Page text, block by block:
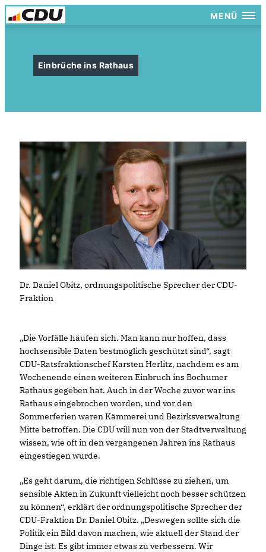
MENÜ
Einbrüche ins Rathaus
Dr. Daniel Obitz, ordnungspolitische Sprecher der CDU-
Fraktion
Die Vorfälle häufen sich. Man kann nur hoffen, dass
hochsensible Daten bestmöglich geschützt sind“, sagt
CDU-Ratsfraktionschef Karsten Herlitz, nachdem es am
Wochenende einen weiteren Einbruch ins Bochumer
Rathaus gegeben hat. Auch in der Woche zuvor war ins
Rathaus eingebrochen worden, und vor den
Sommerferien waren Kämmerei und Bezirksverwaltung
Mitte betroffen. Die CDU will nun von der Stadtverwaltung
wissen, wie oft in den vergangenen Jahren ins Rathaus
eingestiegen wurde.
Es geht darum, die richtigen Schlüsse zu ziehen, um
sensible Akten in Zukunft vielleicht noch besser schützen
zu können“, erklärt der ordnungspolitische Sprecher der
CDU-Fraktion Dr. Daniel Obitz. „Deswegen sollte sich die
Politik ein Bild davon machen, wie aktuell der Stand der
Dinge ist. Es gibt immer etwas zu verbessern. Wir